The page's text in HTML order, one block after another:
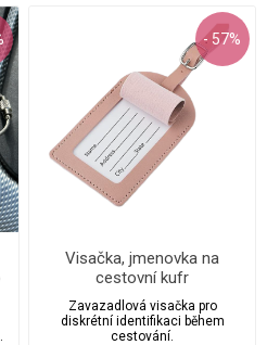
- 57%
Visačka, jmenovka na
cestovní kufr
Zavazadlová visačka pro
diskrétní identifikaci během
cestování.